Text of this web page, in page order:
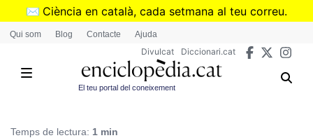
Vés
✉️ Ciència en català, cada setmana al teu correu.
➜Subscriu-te al butlletí de Divulcat
Qui som Blog Contacte Ajuda
Divulcat Diccionari.cat
El teu portal del coneixement
Temps de lectura: 1 min